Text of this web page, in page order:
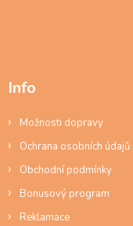
Info
Možnosti dopravy
Ochrana osobních údajů
Obchodní podmínky
Bonusový program
Reklamace